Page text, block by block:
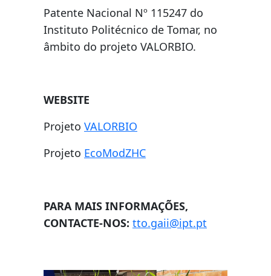
Patente Nacional Nº 115247 do
Instituto Politécnico de Tomar, no
âmbito do projeto VALORBIO.
WEBSITE
Projeto VALORBIO
Projeto EcoModZHC
PARA MAIS INFORMAÇÕES,
CONTACTE-NOS: tto.gaii@ipt.pt